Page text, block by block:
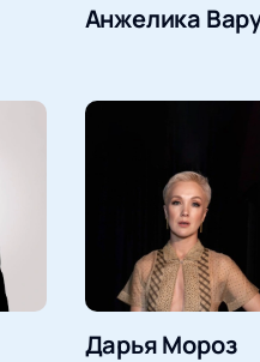
Анжелика
Дарья Мороз